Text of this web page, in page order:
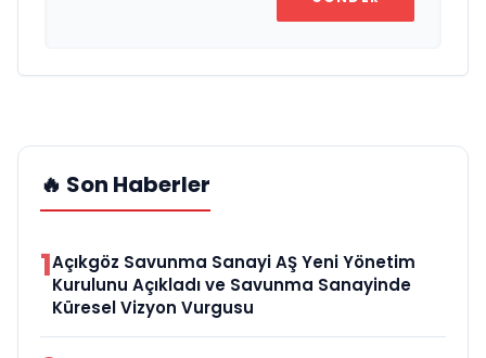
🔥 Son Haberler
1Açıkgöz Savunma Sanayi AŞ Yeni Yönetim
Kurulunu Açıkladı ve Savunma Sanayinde
Küresel Vizyon Vurgusu